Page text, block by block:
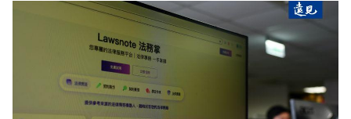
曾子軒 加入追蹤